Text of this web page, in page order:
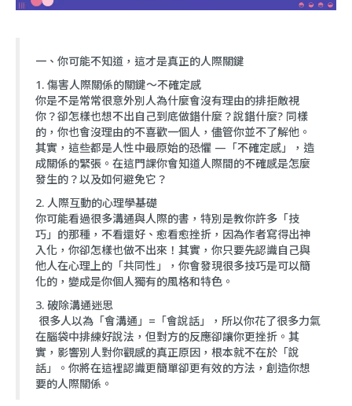
一、你可能不知道，這才是真正的人際關鍵
1. 傷害人際關係的關鍵～不確定感
你是不是常常很意外別人為什麼會沒有理由的排拒敵視
你？卻怎樣也想不出自己到底做錯什麼？說錯什麼? 同樣
的，你也會沒理由的不喜歡一個人，儘管你並不了解他。
其實，這些都是人性中最原始的恐懼 —「不確定感」，造
成關係的緊張。在這門課你會知道人際間的不確感是怎麼
發生的？以及如何避免它？
2. 人際互動的心理學基礎
你可能看過很多溝通與人際的書，特別是教你許多「技
巧」的那種，不看還好、愈看愈挫折，因為作者寫得出神
入化，你卻怎樣也做不出來！其實，你只要先認識自己與
他人在心理上的「共同性」，你會發現很多技巧是可以簡
化的，變成是你個人獨有的風格和特色。
3. 破除溝通迷思
很多人以為「會溝通」=「會說話」，所以你花了很多力氣
在腦袋中排練好說法，但對方的反應卻讓你更挫折。其
實，影響別人對你觀感的真正原因，根本就不在於「說
話」。你將在這裡認識更簡單卻更有效的方法，創造你想
要的人際關係。